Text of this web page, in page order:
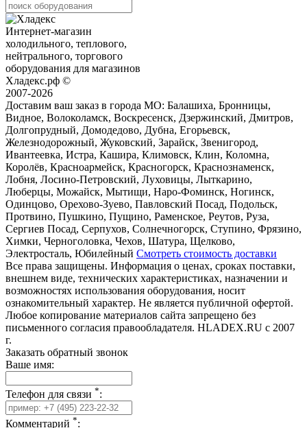
Интернет-магазин
холодильного, теплового,
нейтрального, торгового
оборудования для магазинов
Хладекс.рф ©
2007-2026
Доставим ваш заказ в города МО: Балашиха, Бронницы,
Видное, Волоколамск, Воскресенск, Дзержинский, Дмитров,
Долгопрудный, Домодедово, Дубна, Егорьевск,
Железнодорожный, Жуковский, Зарайск, Звенигород,
Ивантеевка, Истра, Кашира, Климовск, Клин, Коломна,
Королёв, Красноармейск, Красногорск, Краснознаменск,
Лобня, Лосино-Петровский, Луховицы, Лыткарино,
Люберцы, Можайск, Мытищи, Наро-Фоминск, Ногинск,
Одинцово, Орехово-Зуево, Павловский Посад, Подольск,
Протвино, Пушкино, Пущино, Раменское, Реутов, Руза,
Сергиев Посад, Серпухов, Солнечногорск, Ступино, Фрязино,
Химки, Черноголовка, Чехов, Шатура, Щелково,
Электросталь, Юбилейный Смотреть стоимость доставки
Все права защищены. Информация о ценах, сроках поставки,
внешнем виде, технических характеристиках, назначении и
возможностях использования оборудования, носит
ознакомительный характер. Не является публичной офертой.
Любое копирование материалов сайта запрещено без
письменного согласия правообладателя. HLADEX.RU c 2007
г.
Заказать обратный звонок
Ваше имя:
Телефон для связи *:
Комментарий *: